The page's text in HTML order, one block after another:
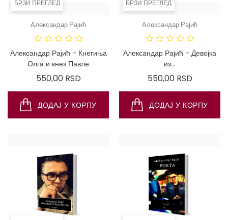
БРЗИ ПРЕГЛЕД
ИНТЕРНЕТА!
Александар Рајић
Александар Рајић - Кнегиња
Олга и кнез Павле
550,00 RSDЦена
ДОДАЈ У КОРПУ
БРЗИ ПРЕГЛЕД
Александар Рајић
Александар Рајић - Девојка
из...
550,00 RSDЦена
ДОДАЈ У КОРПУ